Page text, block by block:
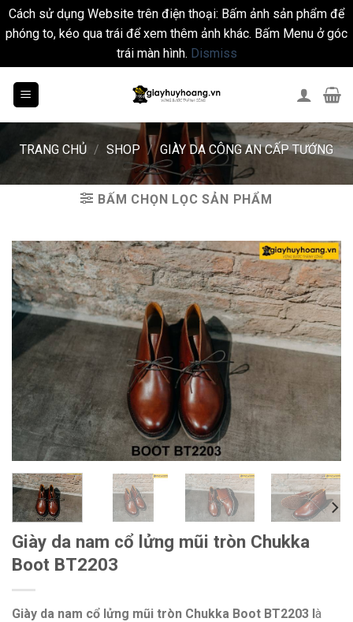
Cách sử dụng Website trên điện thoại: Bấm ảnh sản phẩm để
phóng to, kéo qua trái để xem thêm ảnh khác. Bấm Menu ở góc
trái màn hình. Dismiss
TRANG CHỦ / SHOP / GIÀY DA CÔNG AN CẤP TƯỚNG
BẤM CHỌN LỌC SẢN PHẨM
Giày da nam cổ lửng mũi tròn Chukka
Boot BT2203
Giày da nam cổ lửng mũi tròn Chukka Boot BT2203 là